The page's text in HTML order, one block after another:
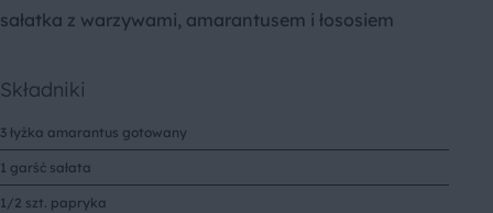
sałatka z warzywami, amarantusem i łososiem
Składniki
3 łyżka amarantus gotowany
1 garść sałata
1/2 szt. papryka